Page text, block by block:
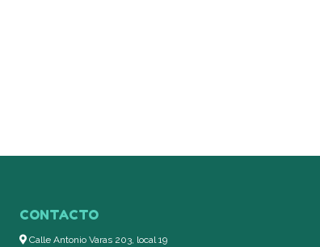
CONTACTO
Calle Antonio Varas 203, local 19